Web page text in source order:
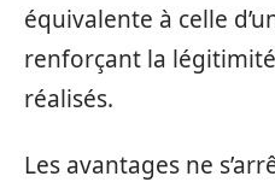
équivalente à celle
renforçant la
réalisés.
Les avantages ne